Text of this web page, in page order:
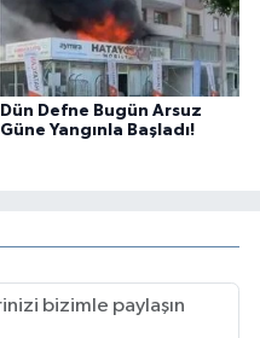
Dün Defne Bugün Arsuz
Güne Yangınla Başladı!